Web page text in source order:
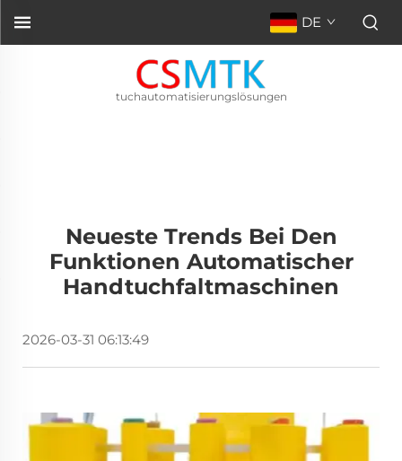
DE
tuchautomatisierungslösungen
Neueste Trends Bei Den
Funktionen Automatischer
Handtuchfaltmaschinen
2026-03-31 06:13:49